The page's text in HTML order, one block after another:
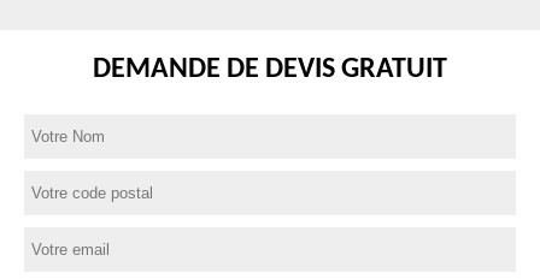
DEMANDE DE DEVIS GRATUIT